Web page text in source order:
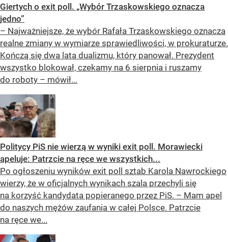
Giertych o exit poll. „Wybór Trzaskowskiego oznacza
jedno”
– Najważniejsze, że wybór Rafała Trzaskowskiego oznacza
realne zmiany w wymiarze sprawiedliwości, w prokuraturze.
Kończą się dwa lata dualizmu, który panował. Prezydent
wszystko blokował, czekamy na 6 sierpnia i ruszamy
do roboty – mówił...
Politycy PiS nie wierzą w wyniki exit poll. Morawiecki
apeluje: Patrzcie na ręce we wszystkich...
Po ogłoszeniu wyników exit poll sztab Karola Nawrockiego
wierzy, że w oficjalnych wynikach szala przechyli się
na korzyść kandydata popieranego przez PiS. – Mam apel
do naszych mężów zaufania w całej Polsce. Patrzcie
na ręce we...